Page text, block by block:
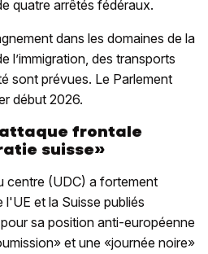
quatre arrêtés fédéraux.
dans les domaines de la
l’immigration, des transports
sont prévues. Le Parlement
début 2026.
frontale
suisse»
centre (UDC) a fortement
et la Suisse publiés
sa position anti-européenne
et une «journée noire»